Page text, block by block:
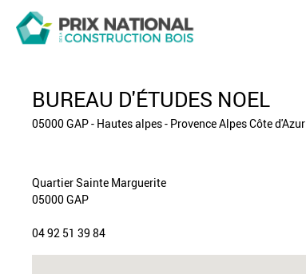
BUREAU D'ÉTUDES NOEL
05000 GAP - Hautes alpes - Provence Alpes Côte d'Azur
Quartier Sainte Marguerite
05000 GAP
04 92 51 39 84